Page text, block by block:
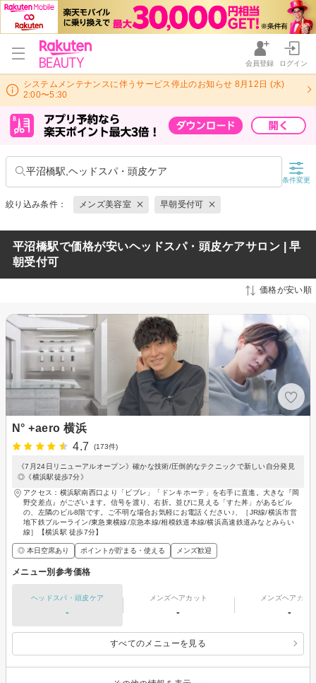
会員登録 ログイン
システムメンテナンスに伴うサービス停止のお知らせ 8月12日 (水)
2:00〜5:30
平沼橋駅,ヘッドスパ・頭皮ケア
条件変更
絞り込み条件： メンズ美容室 早朝受付可
平沼橋駅で価格が安いヘッドスパ・頭皮ケアサロン | 早
朝受付可
価格が安い順
N° +aero 横浜
4.7
(173件)
《7月24日リニューアルオープン》確かな技術/圧倒的なテクニックで新しい自分発見
◎《横浜駅徒歩7分》
アクセス：横浜駅南西口より「ビブレ」「ドンキホーテ」を右手に直進。大きな『岡
野交差点』がございます。信号を渡り、右折。並びに見える「すた丼」があるビル
の、左隣のビル8階です。ご不明な場合お気軽にお電話ください♪、［JR線/横浜市営
地下鉄ブルーライン/東急東横線/京急本線/相模鉄道本線/横浜高速鉄道みなとみらい
線］【横浜駅 徒歩7分】
◎ 本日空席あり ポイントが貯まる・使える メンズ歓迎
メニュー別参考価格
ヘッドスパ・頭皮ケア
-
メンズヘアカット
-
メンズヘアカラ
-
すべてのメニューを見る